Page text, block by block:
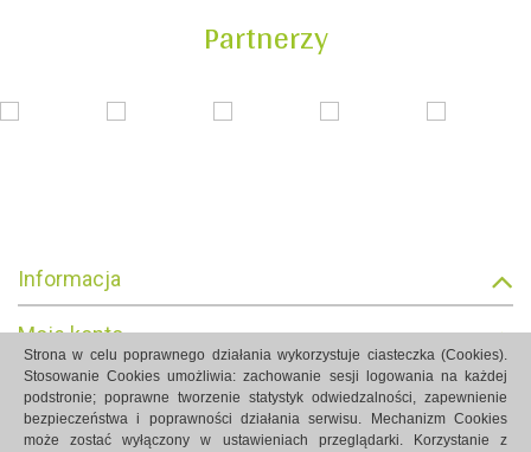
Strona w celu poprawnego działania wykorzystuje ciasteczka (Cookies).
Stosowanie Cookies umożliwia: zachowanie sesji logowania na każdej
podstronie; poprawne tworzenie statystyk odwiedzalności, zapewnienie
bezpieczeństwa i poprawności działania serwisu. Mechanizm Cookies
może zostać wyłączony w ustawieniach przeglądarki. Korzystanie z
Partnerzy
Informacja
Moje konto
Informacja o sklepie